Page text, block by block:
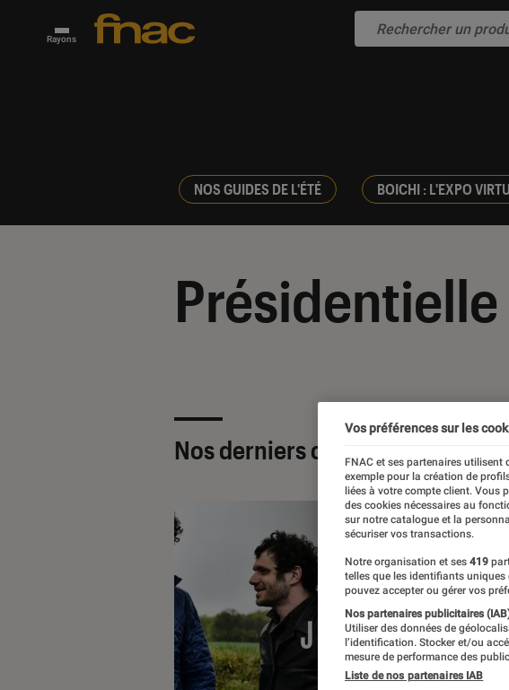
Rayons
NOS GUIDES DE L'ÉTÉ BOICHI : L'EXPO
Nos derniers contenus
Vos préférences sur les
FNAC et ses partenaires
exemple pour la création de
liées à votre compte client. Vous
des cookies nécessaires au
sur notre catalogue et la
sécuriser vos transactions.
Notre organisation et ses 419
telles que les identifiants
pouvez accepter ou gérer vos
Nos partenaires publicitaires
Utiliser des données de
l’identification. Stocker et/ou
mesure de performance des
Liste de nos partenaires IAB